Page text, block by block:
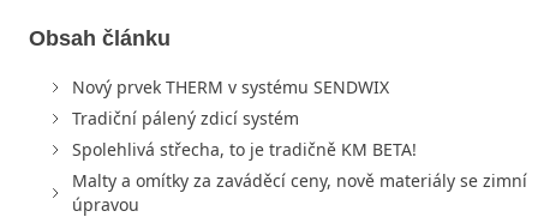
Obsah článku
Nový prvek THERM v systému SENDWIX
Tradiční pálený zdicí systém
Spolehlivá střecha, to je tradičně KM BETA!
Malty a omítky za zaváděcí ceny, nově materiály se zimní
úpravou